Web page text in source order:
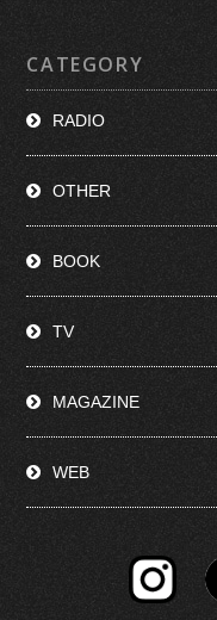
CATEGORY
RADIO
OTHER
BOOK
TV
MAGAZINE
WEB